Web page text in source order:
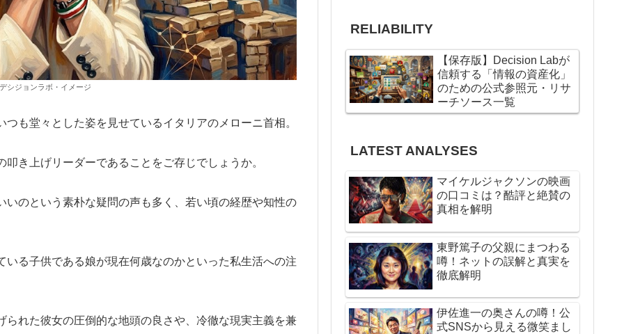
シジョンラボ・イメージ
も堂々とした姿を見せているイタリアのメローニ首相。
き上げリーダーであることをご存じでしょうか。
のという素朴な疑問の声も多く、若い頃の経歴や知性の
る子供である娘が現在何歳なのかといった私生活への注
れた彼女の圧倒的な地頭の良さや、冷徹な現実主義を兼
RELIABILITY
【保存版】Decision Labが
信頼する「情報の資産化」
のための公式参照元・リサ
ーチソース一覧
LATEST ANALYSES
マイケルジャクソンの映画
の口コミは？酷評と絶賛の
真相を解明
東野篤子の父親にまつわる
噂！ネットの誤解と真実を
徹底解明
伊佐進一の奥さんの噂！公
式SNSから見える微笑まし